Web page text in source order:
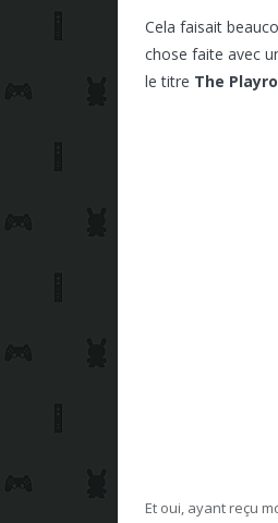
Cela faisait
chose faite avec
le titre The
Et oui, ayant reçu